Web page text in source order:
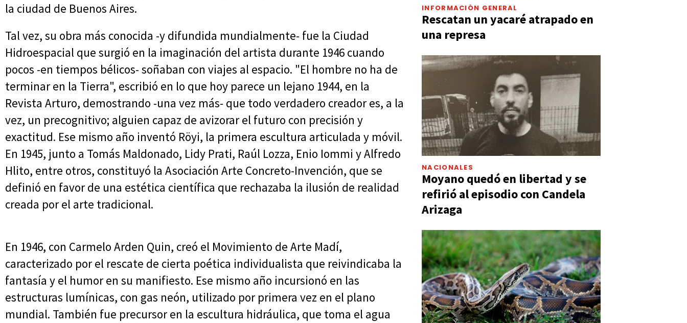
la ciudad de Buenos Aires.
Tal vez, su obra más conocida -y difundida mundialmente- fue la Ciudad
Hidroespacial que surgió en la imaginación del artista durante 1946 cuando
pocos -en tiempos bélicos- soñaban con viajes al espacio. "El hombre no ha de
terminar en la Tierra", escribió en lo que hoy parece un lejano 1944, en la
Revista Arturo, demostrando -una vez más- que todo verdadero creador es, a la
vez, un precognitivo; alguien capaz de avizorar el futuro con precisión y
exactitud. Ese mismo año inventó Röyi, la primera escultura articulada y móvil.
En 1945, junto a Tomás Maldonado, Lidy Prati, Raúl Lozza, Enio Iommi y Alfredo
Hlito, entre otros, constituyó la Asociación Arte Concreto-Invención, que se
definió en favor de una estética científica que rechazaba la ilusión de realidad
creada por el arte tradicional.
En 1946, con Carmelo Arden Quin, creó el Movimiento de Arte Madí,
caracterizado por el rescate de cierta poética individualista que reivindicaba la
fantasía y el humor en su manifiesto. Ese mismo año incursionó en las
estructuras lumínicas, con gas neón, utilizado por primera vez en el plano
mundial. También fue precursor en la escultura hidráulica, que toma el agua
INFORMACIÓN GENERAL
Rescatan un yacaré atrapado en
una represa
NACIONALES
Moyano quedó en libertad y se
refirió al episodio con Candela
Arizaga